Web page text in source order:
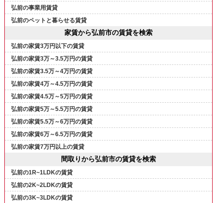
弘前の事業用賃貸
弘前のペットと暮らせる賃貸
家賃から弘前市の賃貸を検索
弘前の家賃3万円以下の賃貸
弘前の家賃3万～3.5万円の賃貸
弘前の家賃3.5万～4万円の賃貸
弘前の家賃4万～4.5万円の賃貸
弘前の家賃4.5万～5万円の賃貸
弘前の家賃5万～5.5万円の賃貸
弘前の家賃5.5万～6万円の賃貸
弘前の家賃6万～6.5万円の賃貸
弘前の家賃7万円以上の賃貸
間取りから弘前市の賃貸を検索
弘前の1R~1LDKの賃貸
弘前の2K~2LDKの賃貸
弘前の3K~3LDKの賃貸